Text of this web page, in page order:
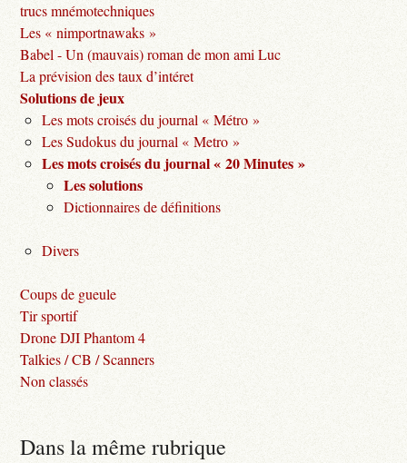
trucs mnémotechniques
Les « nimportnawaks »
Babel - Un (mauvais) roman de mon ami Luc
La prévision des taux d’intéret
Solutions de jeux
Les mots croisés du journal « Métro »
Les Sudokus du journal « Metro »
Les mots croisés du journal « 20 Minutes »
Les solutions
Dictionnaires de définitions
Divers
Coups de gueule
Tir sportif
Drone DJI Phantom 4
Talkies / CB / Scanners
Non classés
Dans la même rubrique